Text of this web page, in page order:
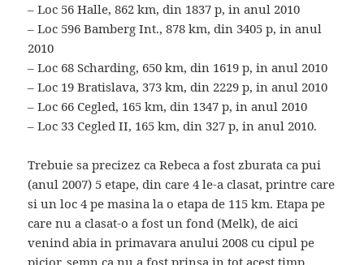
– Loc 56 Halle, 862 km, din 1837 p, in anul 2010
– Loc 596 Bamberg Int., 878 km, din 3405 p, in anul
2010
– Loc 68 Scharding, 650 km, din 1619 p, in anul 2010
– Loc 19 Bratislava, 373 km, din 2229 p, in anul 2010
– Loc 66 Cegled, 165 km, din 1347 p, in anul 2010
– Loc 33 Cegled II, 165 km, din 327 p, in anul 2010.
Trebuie sa precizez ca Rebeca a fost zburata ca pui
(anul 2007) 5 etape, din care 4 le-a clasat, printre care
si un loc 4 pe masina la o etapa de 115 km. Etapa pe
care nu a clasat-o a fost un fond (Melk), de aici
venind abia in primavara anului 2008 cu cipul pe